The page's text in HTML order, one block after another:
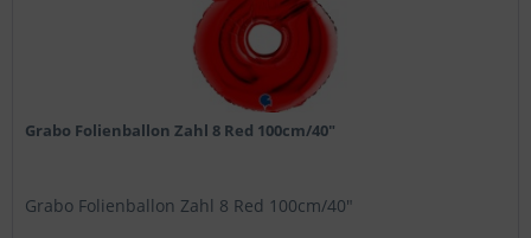
Grabo Folienballon Zahl 8 Red 100cm/40"
Grabo Folienballon Zahl 8 Red 100cm/40"